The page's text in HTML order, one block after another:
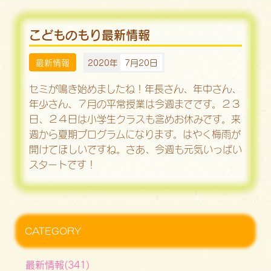
こどものもり最新情報
最新情報 2020年 7月20日
セミが鳴き始めましたね！年長さん、年中さん、
年少さん、７月の平常授業は今週までです。２３
日、２４日は小学生クラスも含めお休みです。来
週から夏期プログラムになります。はやく梅雨が
開けてほしいですね。さあ、今週も元気いっぱい
スタートです！
CATEGORY
最新情報(341)